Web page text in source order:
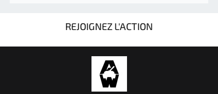
REJOIGNEZ L'ACTION